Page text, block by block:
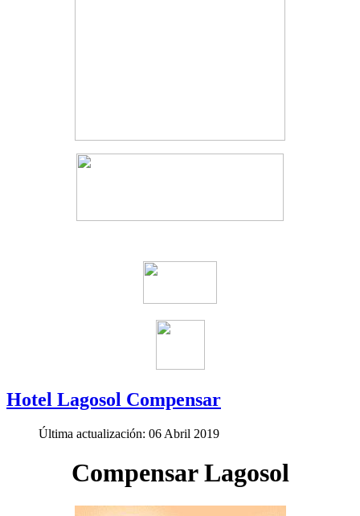
Hotel Lagosol Compensar
Última actualización: 06 Abril 2019
Compensar Lagosol